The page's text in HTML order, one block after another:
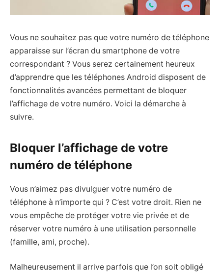
Vous ne souhaitez pas que votre numéro de téléphone
apparaisse sur l’écran du smartphone de votre
correspondant ? Vous serez certainement heureux
d’apprendre que les téléphones Android disposent de
fonctionnalités avancées permettant de bloquer
l’affichage de votre numéro. Voici la démarche à
suivre.
Bloquer l’affichage de votre
numéro de téléphone
Vous n’aimez pas divulguer votre numéro de
téléphone à n’importe qui ? C’est votre droit. Rien ne
vous empêche de protéger votre vie privée et de
réserver votre numéro à une utilisation personnelle
(famille, ami, proche).
Malheureusement il arrive parfois que l’on soit obligé